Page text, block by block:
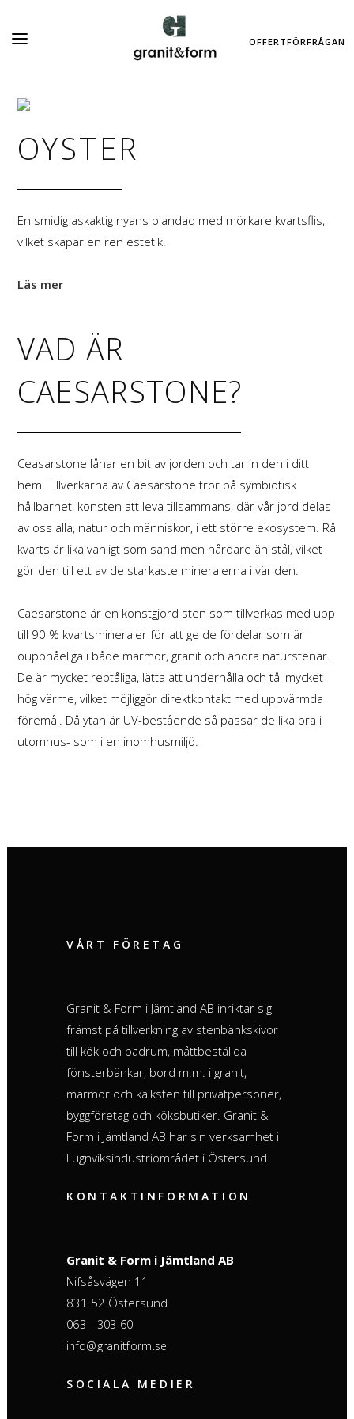
OFFERTFÖRFRÅGAN
OYSTER
En smidig askaktig nyans blandad med mörkare kvartsflis,
vilket skapar en ren estetik.
Läs mer
VAD ÄR
CAESARSTONE?
Ceasarstone lånar en bit av jorden och tar in den i ditt
hem. Tillverkarna av Caesarstone tror på symbiotisk
hållbarhet, konsten att leva tillsammans, där vår jord delas
av oss alla, natur och människor, i ett större ekosystem. Rå
kvarts är lika vanligt som sand men hårdare än stål, vilket
gör den till ett av de starkaste mineralerna i världen.
Caesarstone är en konstgjord sten som tillverkas med upp
till 90 % kvartsmineraler för att ge de fördelar som är
ouppnåeliga i både marmor, granit och andra naturstenar.
De är mycket reptåliga, lätta att underhålla och tål mycket
hög värme, vilket möjliggör direktkontakt med uppvärmda
föremål. Då ytan är UV-bestående så passar de lika bra i
utomhus- som i en inomhusmiljö.
VÅRT FÖRETAG
Granit & Form i Jämtland AB inriktar sig
främst på tillverkning av stenbänkskivor
till kök och badrum, måttbeställda
fönsterbänkar, bord m.m. i granit,
marmor och kalksten till privatpersoner,
byggföretag och köksbutiker. Granit &
Form i Jämtland AB har sin verksamhet i
Lugnviksindustriområdet i Östersund.
KONTAKTINFORMATION
Granit & Form i Jämtland AB
Nifsåsvägen 11
831 52 Östersund
063 - 303 60
info@granitform.se
SOCIALA MEDIER